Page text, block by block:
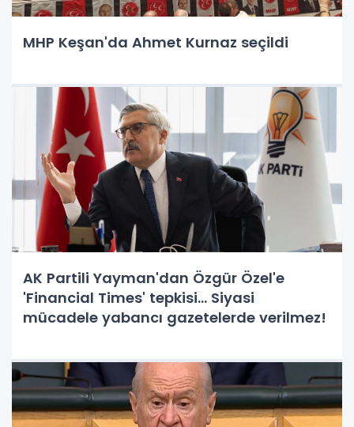
MHP Keşan'da Ahmet Kurnaz seçildi
AK Partili Yayman'dan Özgür Özel'e
'Financial Times' tepkisi... Siyasi
mücadele yabancı gazetelerde verilmez!